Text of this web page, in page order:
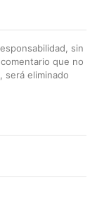
sin
que no
será eliminado